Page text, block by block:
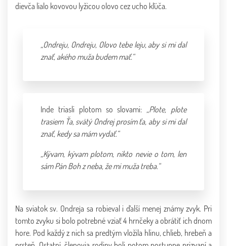
dievča lialo kovovou lyžicou olovo cez ucho kľúča.
„Ondreju, Ondreju, Olovo tebe leju, aby si mi dal
znať, akého muža budem mať.“
Inde triasli plotom so slovami: „Plote, plote
trasiem Ťa, svätý Ondrej prosím ťa, aby si mi dal
znať, kedy sa mám vydať.“
„Kývam, kývam plotom, nikto nevie o tom, len
sám Pán Boh z neba, že mi muža treba.“
Na sviatok sv. Ondreja sa robieval i ďalší menej známy zvyk. Pri
tomto zvyku si bolo potrebné vziať 4 hrnčeky a obrátiť ich dnom
hore. Pod každý z nich sa predtým vložila hlinu, chlieb, hrebeň a